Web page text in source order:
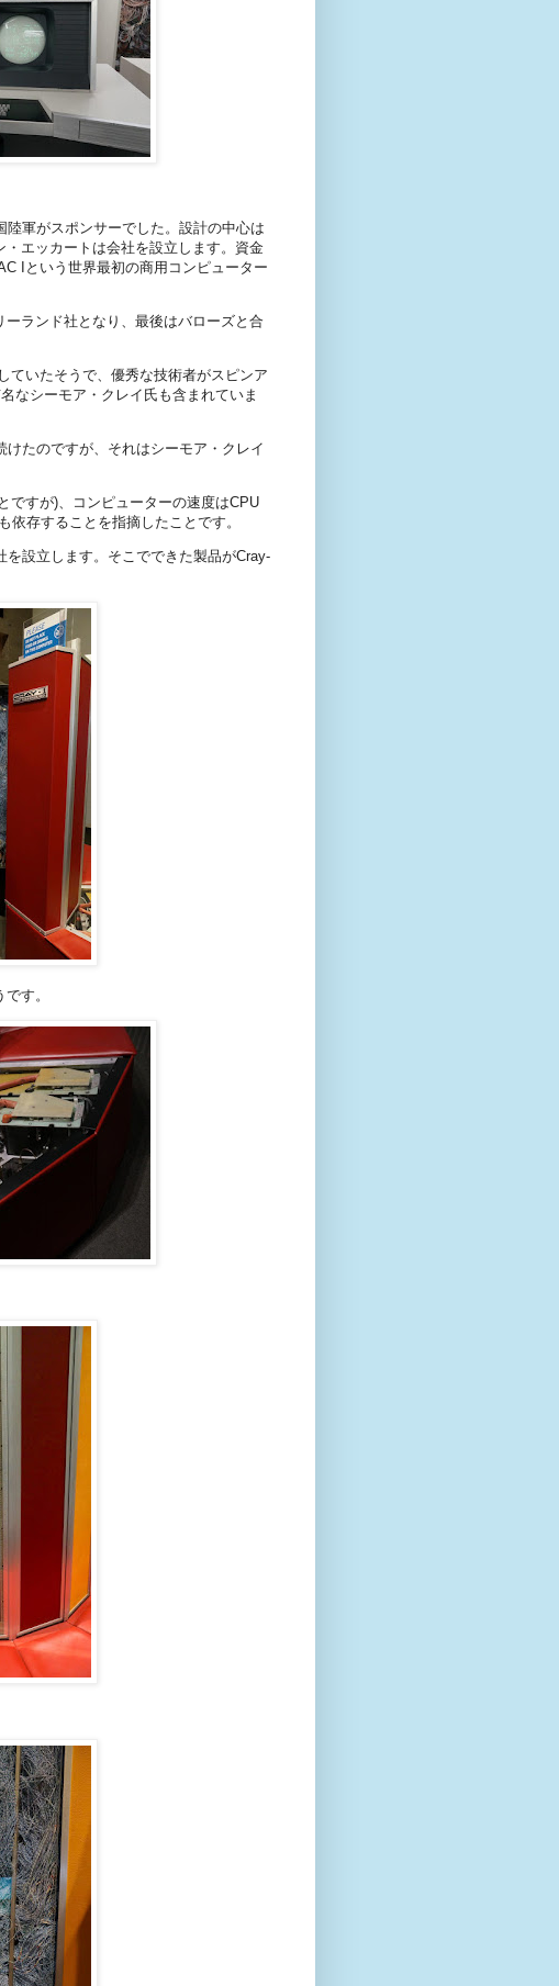
軍がスポンサーでした。設計の中心は
エッカートは会社を設立します。資金
Iという世界最初の商用コンピューター
ランド社となり、最後はバローズと合
ていたそうで、優秀な技術者がスピンア
なシーモア・クレイ氏も含まれていま
たのですが、それはシーモア・クレイ
ですが)、コンピューターの速度はCPU
存することを指摘したことです。
設立します。そこでできた製品がCray-
す。